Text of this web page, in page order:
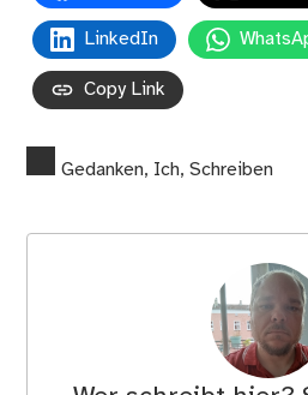
LinkedIn
Copy Link
Gedanken, Ich,Schreiben